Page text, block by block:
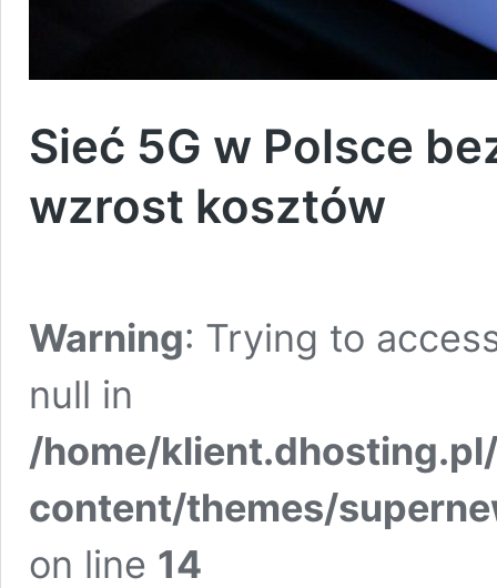
Sieć 5G w Polsce
wzrost kosztów
Warning: Trying to
null in
/home/
content/themes/
on line 14